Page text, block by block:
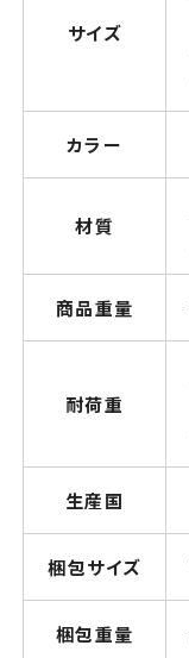
サイズ
カラー
材質
商品重量
耐荷重
生産国
梱包サイズ
梱包重量